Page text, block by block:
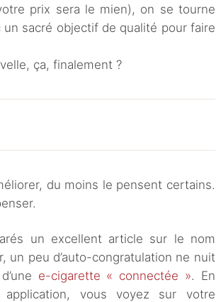
prix sera le mien), on se tourne
un sacré objectif de qualité pour faire
ça, finalement ?
du moins le pensent certains.
un excellent article sur le nom
un peu d’auto-congratulation ne nuit
e-cigarette « connectée ». En
vous voyez sur votre